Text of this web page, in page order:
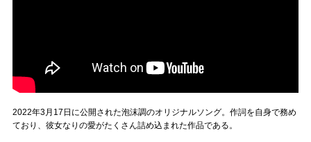
2022年3月17日に公開された泡沫調のオリジナルソング。作詞を自身で務め
ており、彼女なりの愛がたくさん詰め込まれた作品である。